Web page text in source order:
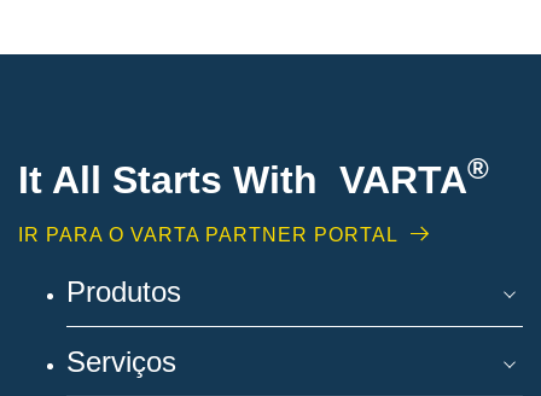
It All Starts With VARTA®
IR PARA O VARTA PARTNER PORTAL
Produtos
Serviços